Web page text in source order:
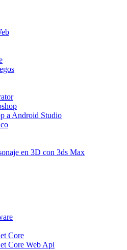
a Android Studio
en 3D con 3ds Max
Core
Core Web Api